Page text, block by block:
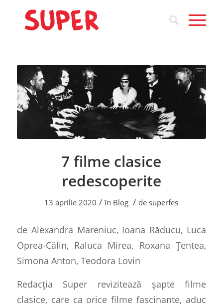
7 filme clasice
redescoperite
13 aprilie 2020 / în Blog / de superfes
de Alexandra Mareniuc, Ioana Răducu, Luca
Oprea-Călin, Raluca Mirea, Roxana Țentea,
Simona Anton, Teodora Lovin
Redacția Super revizitează șapte filme
clasice, care ca orice filme fascinante, aduc